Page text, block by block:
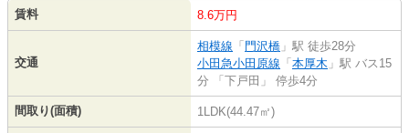
賃料 8.6万円
交通
相模線 「 門沢橋 」駅 徒歩28分
小田急小田原線 「 本厚木 」駅 バス15
分 「下戸田」 停歩4分
間取り(面積) 1LDK(44.47㎡)